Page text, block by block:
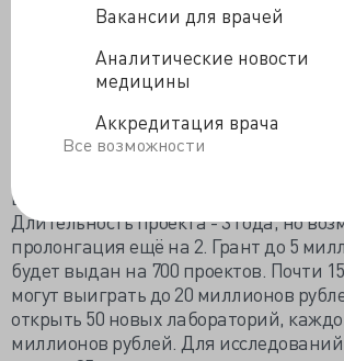
Вакансии для врачей
Аналитические новости
медицины
Аккредитация врача
Все возможности
парадигму поддержки
исследований, поэтому размер гранта
миллионов. Выигравший грант
коллектив по собственному
создавать свой научный проект.
Вместо отчёта – публикация в
Длительность проекта - 3 года, но
пролонгация ещё на 2. Грант до 5
будет выдан на 700 проектов. Почти
могут выиграть до 20 миллионов
открыть 50 новых лабораторий,
миллионов рублей. Для